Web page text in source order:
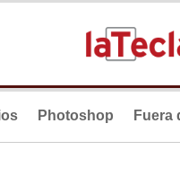
Photoshop Fuera